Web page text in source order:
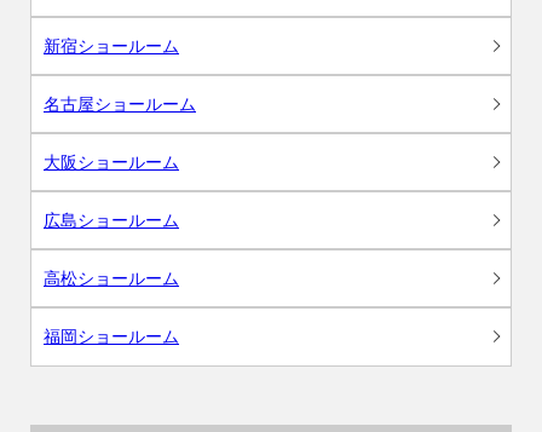
新宿ショールーム
名古屋ショールーム
大阪ショールーム
広島ショールーム
高松ショールーム
福岡ショールーム